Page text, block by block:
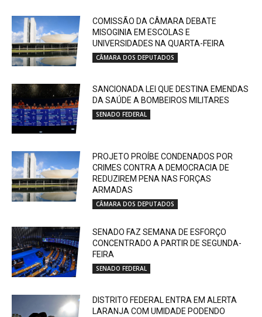
COMISSÃO DA CÂMARA DEBATE
MISOGINIA EM ESCOLAS E
UNIVERSIDADES NA QUARTA-FEIRA
CÂMARA DOS DEPUTADOS
SANCIONADA LEI QUE DESTINA EMENDAS
DA SAÚDE A BOMBEIROS MILITARES
SENADO FEDERAL
PROJETO PROÍBE CONDENADOS POR
CRIMES CONTRA A DEMOCRACIA DE
REDUZIREM PENA NAS FORÇAS
ARMADAS
CÂMARA DOS DEPUTADOS
SENADO FAZ SEMANA DE ESFORÇO
CONCENTRADO A PARTIR DE SEGUNDA-
FEIRA
SENADO FEDERAL
DISTRITO FEDERAL ENTRA EM ALERTA
LARANJA COM UMIDADE PODENDO